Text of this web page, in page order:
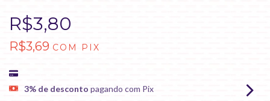
R$3,80
R$3,69 COM PIX
3% de desconto pagando com Pix